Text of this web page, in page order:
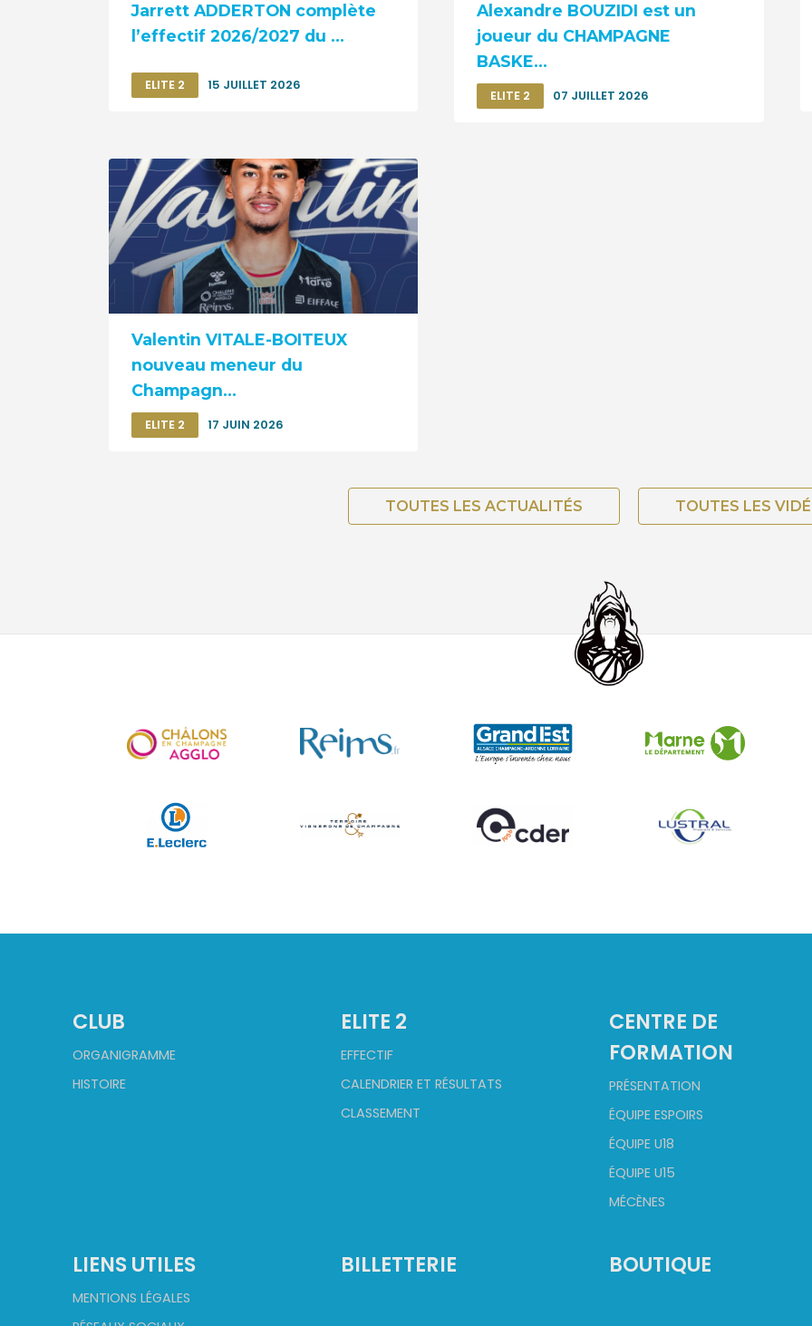
Jarrett ADDERTON complète
l’effectif 2026/2027 du ...
ELITE 2 15 JUILLET 2026
Alexandre BOUZIDI est un
joueur du CHAMPAGNE
BASKE...
ELITE 2 07 JUILLET 2026
Valentin VITALE-BOITEUX
nouveau meneur du
Champagn...
ELITE 2 17 JUIN 2026
TOUTES LES ACTUALITÉS TOUTES LES
CLUB
ORGANIGRAMME
HISTOIRE
ELITE 2
EFFECTIF
CALENDRIER ET RÉSULTATS
CLASSEMENT
CENTRE DE
FORMATION
PRÉSENTATION
ÉQUIPE ESPOIRS
ÉQUIPE U18
ÉQUIPE U15
MÉCÈNES
LIENS UTILES
MENTIONS LÉGALES
BILLETTERIE BOUTIQUE